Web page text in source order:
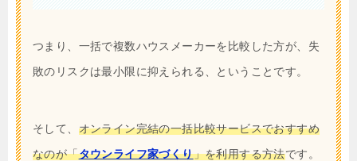
つまり、一括で複数ハウスメーカーを比較した方が、失
敗のリスクは最小限に抑えられる、ということです。
そして、 オンライン完結の一括比較サービスでおすすめ
なのが「タウンライフ家づくり」を利用する方法です。